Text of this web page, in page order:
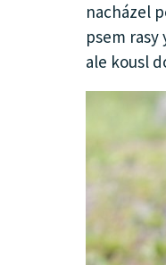
nacházel
psem
ale kousl